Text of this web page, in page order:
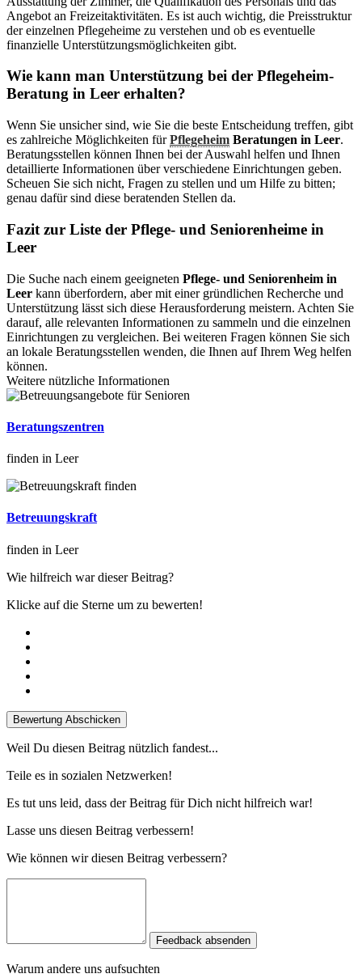
Angebot an Freizeitaktivitäten. Es ist auch wichtig, die Preisstruktur
der einzelnen Pflegeheime zu verstehen und ob es eventuelle
finanzielle Unterstützungsmöglichkeiten gibt.
Wie kann man Unterstützung bei der Pflegeheim-
Beratung in Leer erhalten?
Wenn Sie unsicher sind, wie Sie die beste Entscheidung treffen, gibt
es zahlreiche Möglichkeiten fürPflegeheim Beratungen in Leer.
Beratungsstellen können Ihnen bei der Auswahl helfen und Ihnen
detaillierte Informationen über verschiedene Einrichtungen geben.
Scheuen Sie sich nicht, Fragen zu stellen und um Hilfe zu bitten;
genau dafür sind diese beratenden Stellen da.
Fazit zur Liste der Pflege- und Seniorenheime in
Leer
Die Suche nach einem geeigneten Pflege- und Seniorenheim in
Leer kann überfordern, aber mit einer gründlichen Recherche und
Unterstützung lässt sich diese Herausforderung meistern. Achten Sie
darauf, alle relevanten Informationen zu sammeln und die einzelnen
Einrichtungen zu vergleichen. Bei weiteren Fragen können Sie sich
an lokale Beratungsstellen wenden, die Ihnen auf Ihrem Weg helfen
können.
Weitere nützliche Informationen
Beratungszentren
finden in Leer
Betreuungskraft
finden in Leer
Wie hilfreich war dieser Beitrag?
Klicke auf die Sterne um zu bewerten!
Bewertung Abschicken
Weil Du diesen Beitrag nützlich fandest...
Teile es in sozialen Netzwerken!
Es tut uns leid, dass der Beitrag für Dich nicht hilfreich war!
Lasse uns diesen Beitrag verbessern!
Wie können wir diesen Beitrag verbessern?
Feedback absenden
Warum andere uns aufsuchten